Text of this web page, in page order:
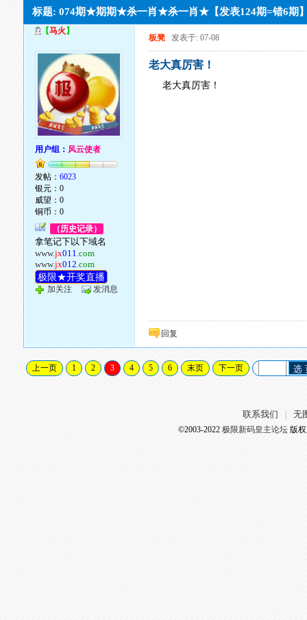
标题: 074期★期期★杀一肖★杀一肖★【发表124期=错6期
【马火 】
用户组： 风云使者
发帖：6023
银元：0
威望：0
铜币：0
（历史记录）
拿笔记下以下域名
www.jx011.com
www.jx012.com
极限★开奖直播
加关注 发消息
板凳 发表于: 07-08
老大真厉害！
老大真厉害！
回复
上一页 1 2 3 4 5 6 末页 下一页 选
联系我们 无
©2003-2022 极限新码皇主论坛版权